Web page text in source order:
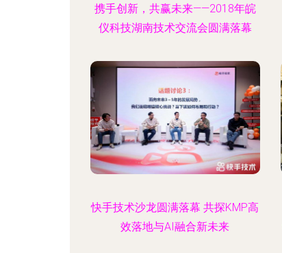
携手创新，共赢未来——2018年皖
仪科技湖南技术交流会圆满落幕
快手技术沙龙圆满落幕 共探KMP高
效落地与AI融合新未来